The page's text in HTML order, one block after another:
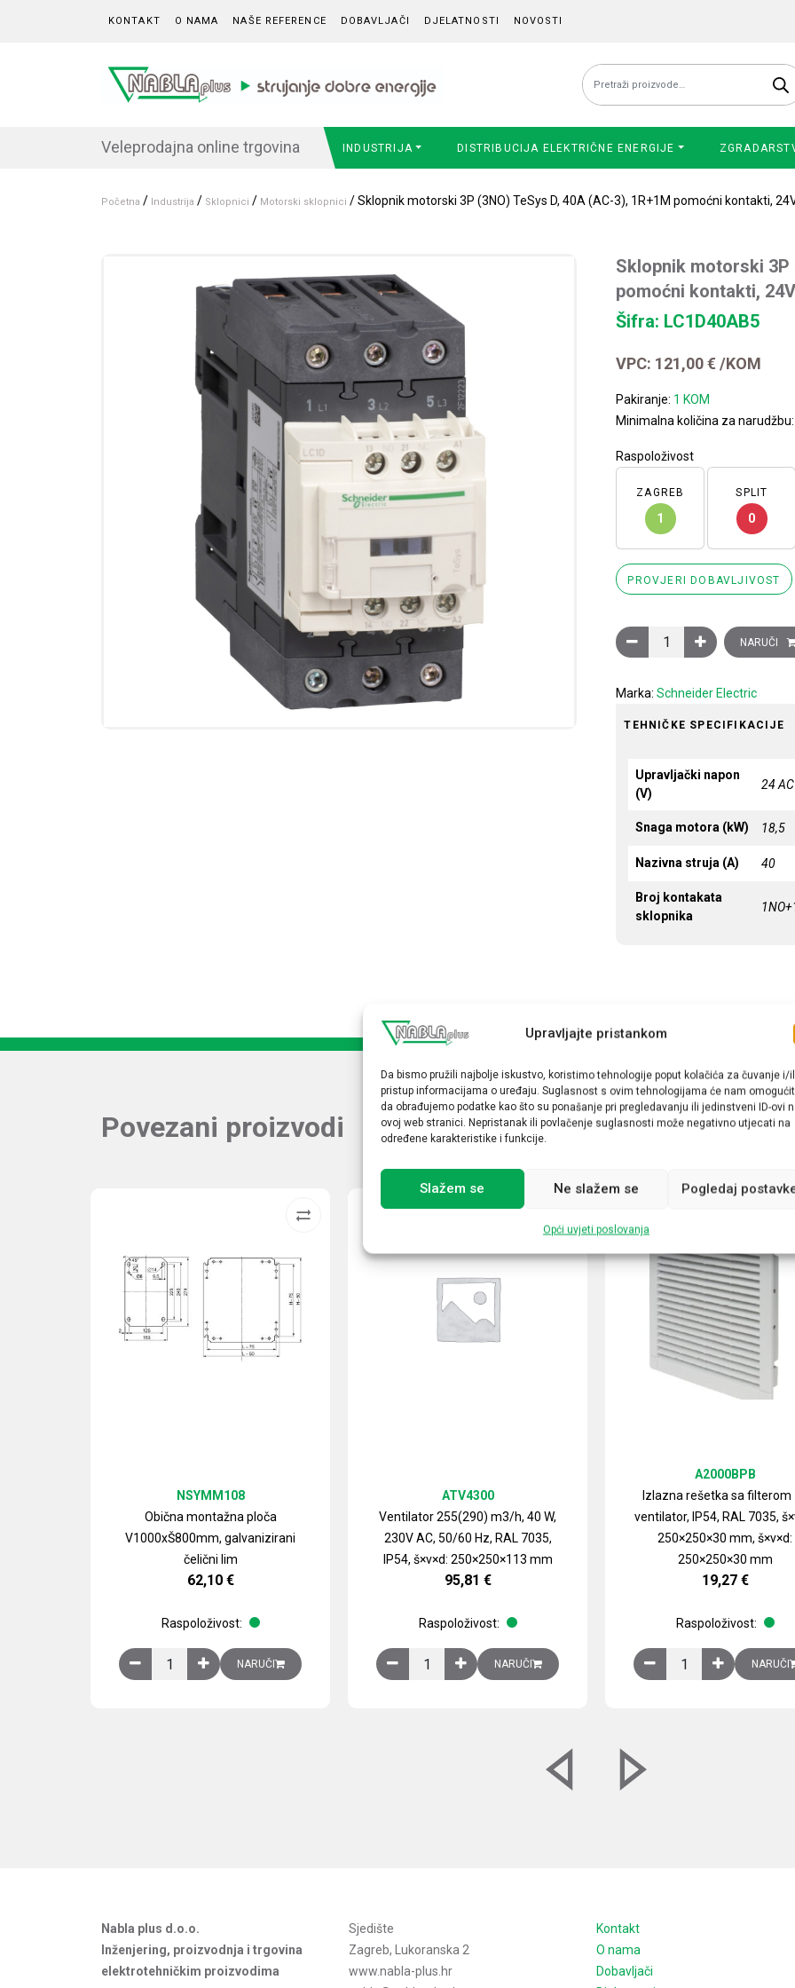
Upravljajte pristankom
Da bismo pružili najbolje iskustvo, koristimo tehnologije poput kolačića za čuvanje i/
pristup informacijama o uređaju. Suglasnost s ovim tehnologijama će nam
da obrađujemo podatke kao što su ponašanje pri pregledavanju ili jedinstveni ID-ovi
ovoj web stranici. Nepristanak ili povlačenje suglasnosti može negativno utjecati na
određene karakteristike i funkcije.
Slažem se Ne slažem se Pogledaj
Opći uvjeti poslovanja
KONTAKT O NAMA NAŠE REFERENCE DOBAVLJAČI DJELATNOSTI NOVOSTI
Pretraži:
Veleprodajna online trgovina INDUSTRIJA DISTRIBUCIJA ELEKTRIČNE ENERGIJE
Početna / Industrija / Sklopnici / Motorski sklopnici / Sklopnik motorski 3P (3NO) TeSys D, 40A (AC-3), 1R+1M pomoćni kontakti,
Sklopnik motorski 3P
pomoćni kontakti,
Šifra: LC1D40AB5
VPC: 121,00€ /KOM
Pakiranje: 1 KOM
Minimalna količina za narudžbu:
Raspoloživost
ZAGREB
1
SPLIT
0
PROVJERI DOBAVLJIVOST
Sklopnik motorski 3P
NARUČI
Marka:Schneider Electric
TEHNIČKE SPECIFIKACIJE
Upravljački napon
(V)
24 AC
Snaga motora (kW) 18,5
Nazivna struja (A) 40
Broj kontakata
sklopnika
Povezani proizvodi
Obična montažna ploča
V1000xŠ800mm, galvanizirani
čelični lim
NSYMM108
62,10 €
Raspoloživost:
Obična montažna ploča V1000xŠ800mm, galvanizirani čelični lim količina
NARUČI
Ventilator 255(290) m3/h, 40 W,
230V AC, 50/60 Hz, RAL 7035,
IP54, š×v×d: 250×250×113 mm
ATV4300
95,81 €
Raspoloživost:
Ventilator 255(290) m3/h, 40 W, 230V AC, 50/60 Hz, RAL 7035,
NARUČI
Izlazna rešetka sa filterom
ventilator, IP54, RAL 7035,
250×250×30 mm, š×v×d:
250×250×30 mm
A2000BPB
19,27 €
Raspoloživost:
Izlazna rešetka saNARUČI
Nabla plus d.o.o.
Inženjering, proizvodnja i trgovina
elektrotehničkim proizvodima
Sjedište
Zagreb, Lukoranska 2
www.nabla-plus.hr
Kontakt
O nama
Dobavljači